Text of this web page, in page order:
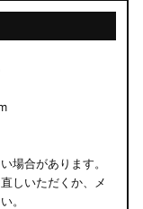
場合があります。
しいただくか、メ
。